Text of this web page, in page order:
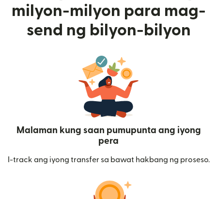
milyon-milyon para mag-
send ng bilyon-bilyon
Malaman kung saan pumupunta ang iyong
pera
I-track ang iyong transfer sa bawat hakbang ng proseso.